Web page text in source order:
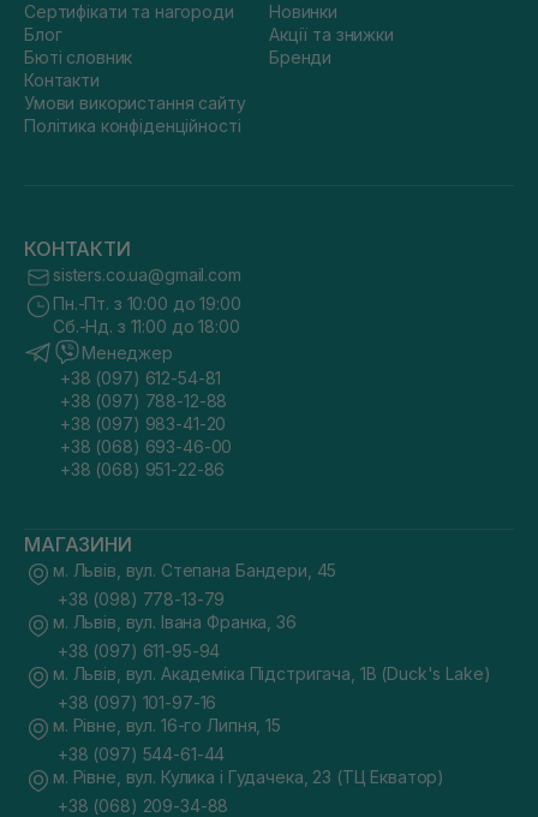
Сертифікати та нагороди
Блог
Бюті словник
Контакти
Умови використання сайту
Політика конфіденційності
Новинки
Акції та знижки
Бренди
КОНТАКТИ
sisters.co.ua@gmail.com
Пн.-Пт. з 10:00 до 19:00
Сб.-Нд. з 11:00 до 18:00
Менеджер
+38 (097) 612-54-81
+38 (097) 788-12-88
+38 (097) 983-41-20
+38 (068) 693-46-00
+38 (068) 951-22-86
МАГАЗИНИ
м. Львів, вул. Степана Бандери, 45
+38 (098) 778-13-79
м. Львів, вул. Івана Франка, 36
+38 (097) 611-95-94
м. Львів, вул. Академіка Підстригача, 1В (Duck's Lake)
+38 (097) 101-97-16
м. Рівне, вул. 16-го Липня, 15
+38 (097) 544-61-44
м. Рівне, вул. Кулика і Гудачека, 23 (ТЦ Екватор)
+38 (068) 209-34-88